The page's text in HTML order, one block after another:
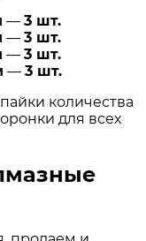
— 3 шт.
— 3 шт.
— 3 шт.
— 3 шт.
количества
для всех